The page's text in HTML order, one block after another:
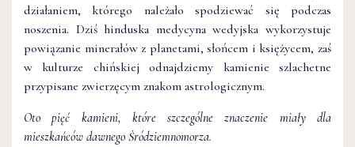
działaniem, którego należało spodziewać się podczas
noszenia. Dziś hinduska medycyna wedyjska wykorzystuje
powiązanie minerałów z planetami, słońcem i księżycem, zaś
w kulturze chińskiej odnajdziemy kamienie szlachetne
przypisane zwierzęcym znakom astrologicznym.
Oto pięć kamieni, które szczególne znaczenie miały dla
mieszkańców dawnego Śródziemnomorza.